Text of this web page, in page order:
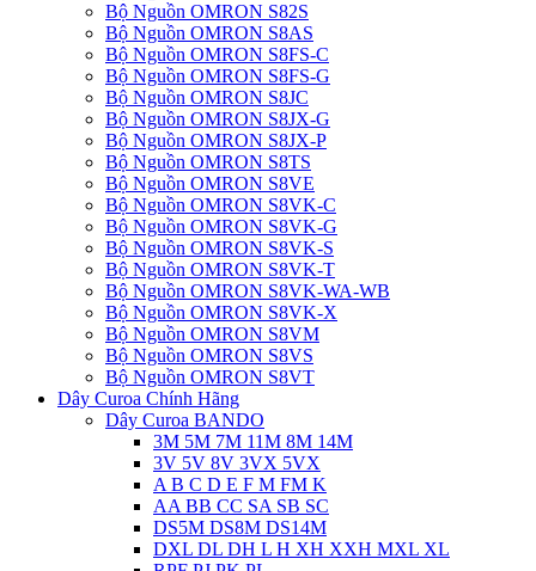
Bộ Nguồn OMRON S82S
Bộ Nguồn OMRON S8AS
Bộ Nguồn OMRON S8FS-C
Bộ Nguồn OMRON S8FS-G
Bộ Nguồn OMRON S8JC
Bộ Nguồn OMRON S8JX-G
Bộ Nguồn OMRON S8JX-P
Bộ Nguồn OMRON S8TS
Bộ Nguồn OMRON S8VE
Bộ Nguồn OMRON S8VK-C
Bộ Nguồn OMRON S8VK-G
Bộ Nguồn OMRON S8VK-S
Bộ Nguồn OMRON S8VK-T
Bộ Nguồn OMRON S8VK-WA-WB
Bộ Nguồn OMRON S8VK-X
Bộ Nguồn OMRON S8VM
Bộ Nguồn OMRON S8VS
Bộ Nguồn OMRON S8VT
Dây Curoa Chính Hãng
Dây Curoa BANDO
3M 5M 7M 11M 8M 14M
3V 5V 8V 3VX 5VX
A B C D E F M FM K
AA BB CC SA SB SC
DS5M DS8M DS14M
DXL DL DH L H XH XXH MXL XL